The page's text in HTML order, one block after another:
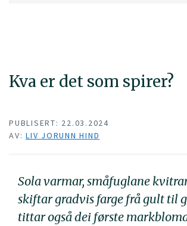
Kva er det som spirer?
PUBLISERT: 22.03.2024
AV: LIV JORUNN HIND
Sola varmar, småfuglane
skiftar gradvis farge frå gult til
tittar også dei første